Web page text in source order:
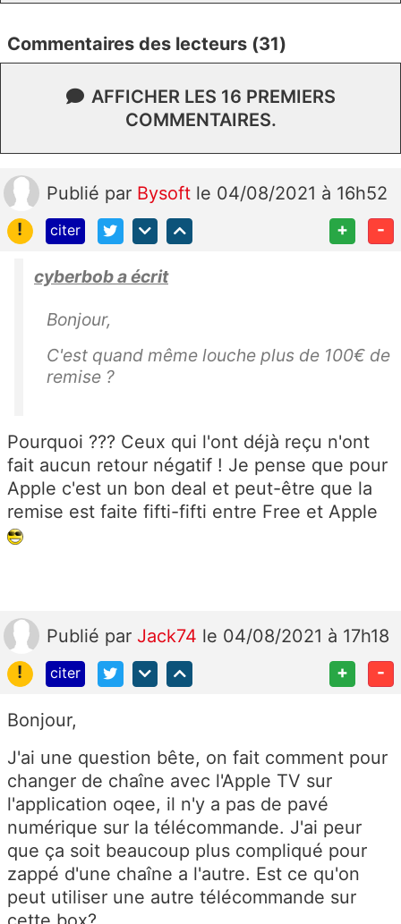
Commentaires des lecteurs (31)
AFFICHER LES 16 PREMIERS
COMMENTAIRES.
Publié par Bysoft le 04/08/2021 à 16h52
!
citer + -
cyberbob a écrit
Bonjour,
C'est quand même louche plus de 100€ de
remise ?
Pourquoi ??? Ceux qui l'ont déjà reçu n'ont
fait aucun retour négatif ! Je pense que pour
Apple c'est un bon deal et peut-être que la
remise est faite fifti-fifti entre Free et Apple
Publié par Jack74 le 04/08/2021 à 17h18
!
citer + -
Bonjour,
J'ai une question bête, on fait comment pour
changer de chaîne avec l'Apple TV sur
l'application oqee, il n'y a pas de pavé
numérique sur la télécommande. J'ai peur
que ça soit beaucoup plus compliqué pour
zappé d'une chaîne a l'autre. Est ce qu'on
peut utiliser une autre télécommande sur